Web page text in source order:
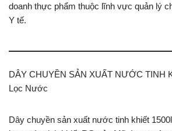
doanh thực phẩm thuộc lĩnh vực quản lý
Y tế.
DÂY CHUYỀN SẢN XUẤT NƯỚC TINH
Lọc Nước
Dây chuyền sản xuất nước tinh khiết